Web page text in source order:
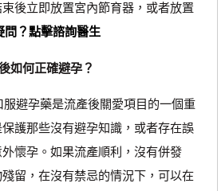
後立即放置宮內節育器，或者放置
問？點擊諮詢醫生
如何正確避孕？
孕藥是流產後關愛項目的一個重
護那些沒有避孕知識，或者存在誤
懷孕。如果流產順利，沒有併發
留，在沒有禁忌的情況下，可以在